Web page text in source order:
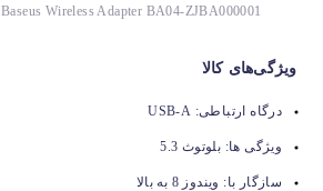
Baseus Wireless Adapter BA04-ZJBA000001
ویژگی‌های کالا
درگاه ارتباطی: USB-A
ویژگی ها: بلوتوث 5.3
سازگار با: ویندوز 8 به بالا